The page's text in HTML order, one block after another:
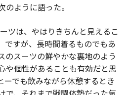
ように語った。
ツは、やはりきちんと見えるこ
ですが、長時間着るものでもあ
のスーツの鮮やかな裏地のよう
や個性があることも有効だと思
ーでも飲みながら休憩するとき